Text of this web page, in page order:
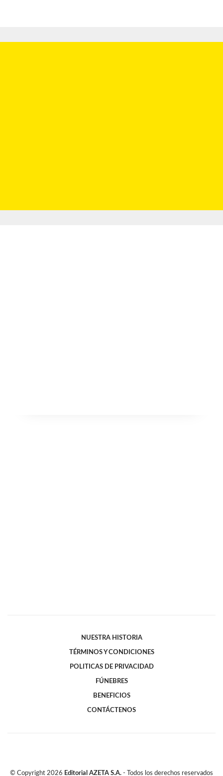
NUESTRA HISTORIA
TÉRMINOS Y CONDICIONES
POLITICAS DE PRIVACIDAD
FÚNEBRES
BENEFICIOS
CONTÁCTENOS
© Copyright 2026 Editorial AZETA S.A. - Todos los derechos reservados